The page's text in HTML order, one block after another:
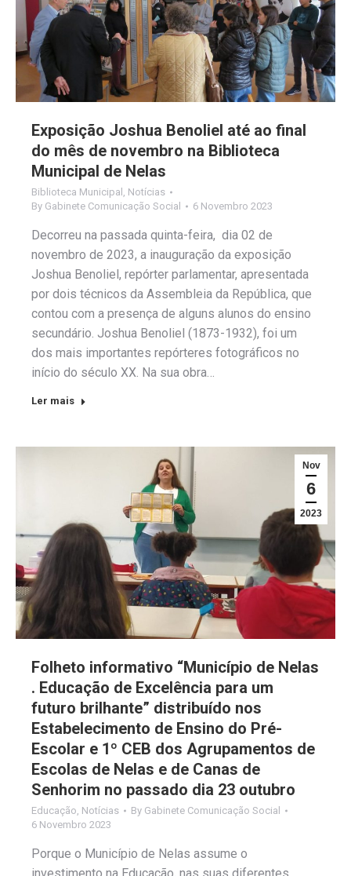
Exposição Joshua Benoliel até ao final
do mês de novembro na Biblioteca
Municipal de Nelas
Biblioteca Municipal , Notícias
By Gabinete Comunicação Social 6 Novembro 2023
Decorreu na passada quinta-feira, dia 02 de
novembro de 2023, a inauguração da exposição
Joshua Benoliel, repórter parlamentar, apresentada
por dois técnicos da Assembleia da República, que
contou com a presença de alguns alunos do ensino
secundário. Joshua Benoliel (1873-1932), foi um
dos mais importantes repórteres fotográficos no
início do século XX. Na sua obra…
Ler mais
Nov
6
2023
Folheto informativo “Município de Nelas
. Educação de Excelência para um
futuro brilhante” distribuído nos
Estabelecimento de Ensino do Pré-
Escolar e 1º CEB dos Agrupamentos de
Escolas de Nelas e de Canas de
Senhorim no passado dia 23 outubro
Educação Notícias By Gabinete Comunicação Social
6 Novembro 2023
Porque o Município de Nelas assume o
investimento na Educação, nas suas diferentes